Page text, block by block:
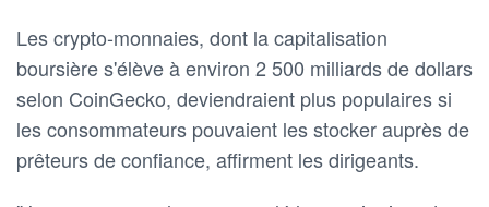
Les crypto-monnaies, dont la capitalisation
boursière s'élève à environ 2 500 milliards de dollars
selon CoinGecko, deviendraient plus populaires si
les consommateurs pouvaient les stocker auprès de
prêteurs de confiance, affirment les dirigeants.